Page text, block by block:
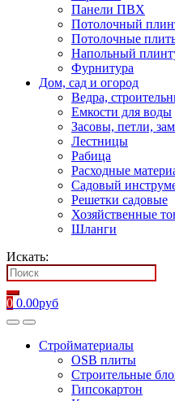
Панели ПВХ
Потолочный
Потолочные
Напольный
Фурнитура
Дом, сад и огород
Ведра,
Емкости для воды
Засовы, петли,
Лестницы
Рабица
Расходные
Садовый
Решетки садовые
Хозяйственные
Шланги
Искать:
0 0.00руб
Стройматериалы
OSB плиты
Строительные
Гипсокартон